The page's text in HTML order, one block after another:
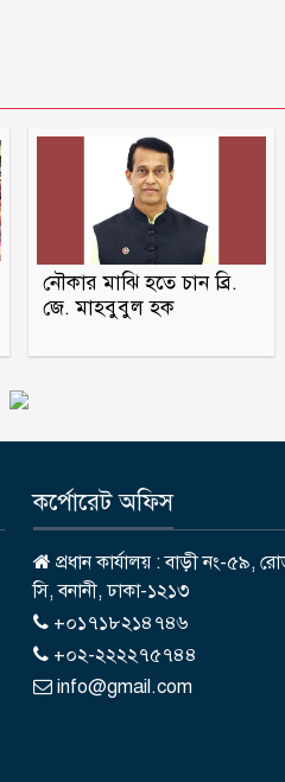
নৌকার মাঝি হতে চান ব্রি.
জে. মাহবুবুল হক
কর্পোরেট অফিস
প্রধান কার্যালয় : বাড়ী নং-৫৯,
সি, বনানী, ঢাকা-১২১৩
+০১৭১৮২১৪৭৪৬
+০২-২২২২৭৫৭৪৪
info@gmail.com